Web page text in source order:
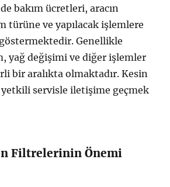
bakım ücretleri, aracın
türüne ve yapılacak işlemlere
Genellikle
yağ değişimi ve diğer işlemler
bir aralıkta olmaktadır. Kesin
servisle iletişime geçmek
Filtrelerinin Önemi